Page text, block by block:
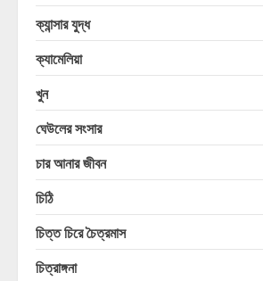
ক্যান্সার যুদ্ধ
ক্যামেলিয়া
খুন
ঘেউলের সংসার
চার আনার জীবন
চিঠি
চিত্ত চিরে চৈত্রমাস
চিত্রাঙ্গনা